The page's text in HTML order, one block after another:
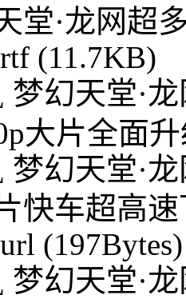
堂·龙网超
(11.7KB)
梦幻天堂·
大片全面
梦幻天堂·
快车超高
(197Bytes)
梦幻天堂·